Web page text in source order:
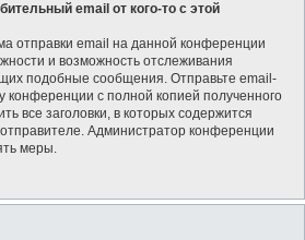
email от кого-то с этой
отправки email на данной конференции
и возможность отслеживания
подобные сообщения. Отправьте email-
с полной копией полученного
все заголовки, в которых содержится
Администратор конференции
меры.